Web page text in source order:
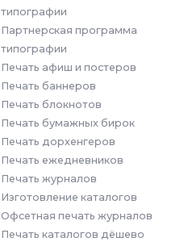
типографии
Партнерская программа
типографии
Печать афиш и постеров
Печать баннеров
Печать блокнотов
Печать бумажных бирок
Печать дорхенгеров
Печать ежедневников
Печать журналов
Изготовление каталогов
Офсетная печать журналов
Печать каталогов дёшево